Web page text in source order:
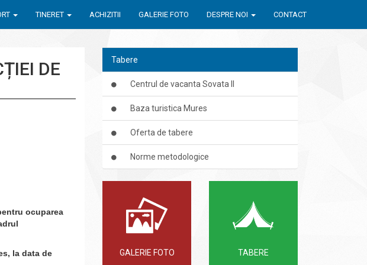
TINERET ACHIZITII GALERIE FOTO DESPRE NOI CONTACT
DE
ocuparea
la data de
Tabere
Centrul de vacanta Sovata II
Baza turistica Mures
Oferta de tabere
Norme metodologice
GALERIE FOTO TABERE